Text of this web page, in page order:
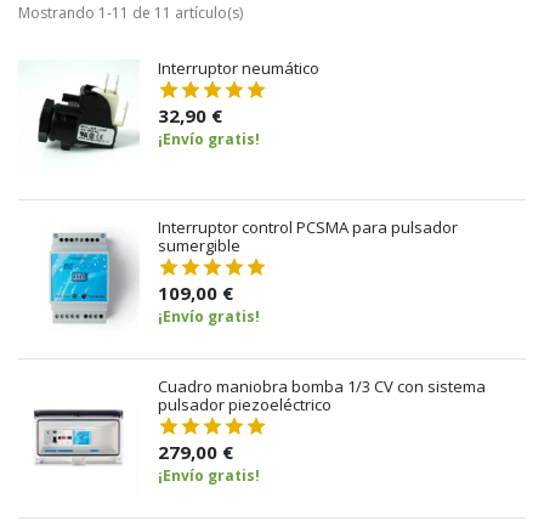
Mostrando 1-11 de 11 artículo(s)
Interruptor neumático
32,90 €
¡Envío gratis!
Interruptor control PCSMA para pulsador
sumergible
109,00 €
¡Envío gratis!
Cuadro maniobra bomba 1/3 CV con sistema
pulsador piezoeléctrico
279,00 €
¡Envío gratis!